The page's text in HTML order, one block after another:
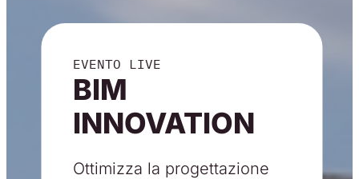
EVENTO LIVE
BIM
INNOVATION
Ottimizza la progettazione